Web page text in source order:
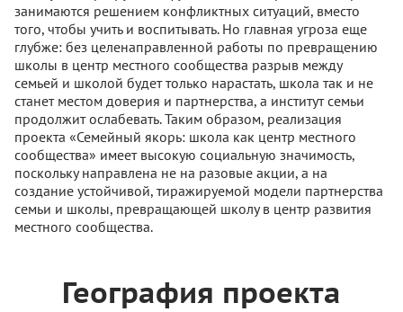
занимаются решением конфликтных ситуаций, вместо
того, чтобы учить и воспитывать. Но главная угроза еще
глубже: без целенаправленной работы по превращению
школы в центр местного сообщества разрыв между
семьей и школой будет только нарастать, школа так и не
станет местом доверия и партнерства, а институт семьи
продолжит ослабевать. Таким образом, реализация
проекта «Семейный якорь: школа как центр местного
сообщества» имеет высокую социальную значимость,
поскольку направлена не на разовые акции, а на
создание устойчивой, тиражируемой модели партнерства
семьи и школы, превращающей школу в центр развития
местного сообщества.
География проекта